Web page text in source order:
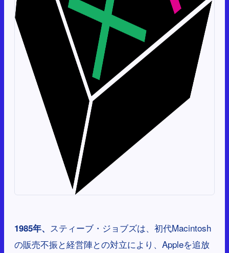
1985年、 スティーブ・ジョブズは、初代Macintosh
の販売不振と経営陣との対立により、Appleを追放